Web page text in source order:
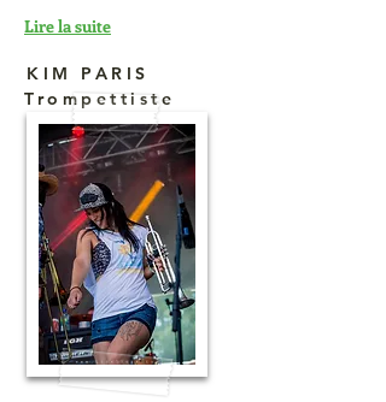
Lire la suite
KIM PARIS
Trompettiste